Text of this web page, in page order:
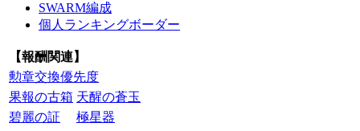
SWARM編成
個人ランキングボーダー
【報酬関連】
勲章交換優先度
果報の古箱 天醒の蒼玉
碧麗の証
極星器